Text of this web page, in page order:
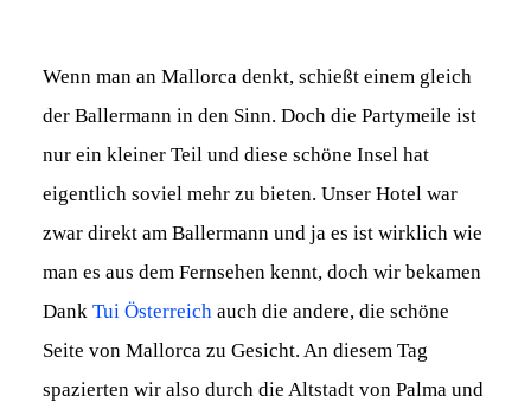
Wenn man an Mallorca denkt, schießt einem gleich
der Ballermann in den Sinn. Doch die Partymeile ist
nur ein kleiner Teil und diese schöne Insel hat
eigentlich soviel mehr zu bieten. Unser Hotel war
zwar direkt am Ballermann und ja es ist wirklich wie
man es aus dem Fernsehen kennt, doch wir bekamen
Dank Tui Österreich auch die andere, die schöne
Seite von Mallorca zu Gesicht. An diesem Tag
spazierten wir also durch die Altstadt von Palma und